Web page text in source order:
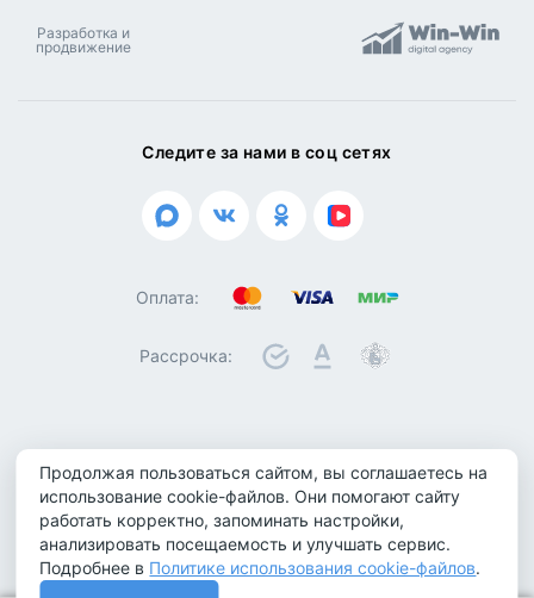
Продолжая пользоваться сайтом, вы соглашаетесь на
использование cookie-файлов. Они помогают сайту
работать корректно, запоминать настройки,
анализировать посещаемость и улучшать сервис.
Подробнее в Политике использования cookie-файлов.
Следите за нами в соц сетях
Оплата:
Рассрочка:
Политика конфиденциальности
Политика обработки персональных данных
Политика использования cookie-файлов
Разработка и
продвижение
Не является публичной офертой